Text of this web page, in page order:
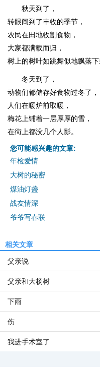
秋天到了，
转眼间到了丰收的季节，
农民在田地收割食物，
大家都满载而归，
树上的树叶如跳舞似地飘落下
冬天到了，
动物们都储存好食物过冬了，
人们在暖炉前取暖，
梅花上铺着一层厚厚的雪，
在街上都没几个人影。
您可能感兴趣的文章:
年检爱情
大树的秘密
煤油灯盏
战友情深
爷爷写春联
相关文章
父亲说
父亲和大杨树
下雨
伤
我进手术室了